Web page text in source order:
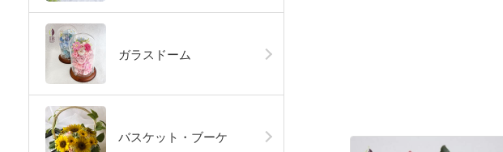
ガラスドーム
バスケット・ブーケ